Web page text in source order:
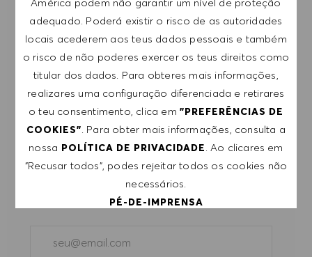
adequado. Poderá existir o risco de as autoridades
locais acederem aos teus dados pessoais e também
o risco de não poderes exercer os teus direitos como
titular dos dados. Para obteres mais informações,
realizares uma configuração diferenciada e retirares
o teu consentimento, clica em "PREFERÊNCIAS DE
COOKIES" . Para obter mais informações, consulta a
nossa POLÍTICA DE PRIVACIDADE . Ao clicares em
"Recusar todos", podes rejeitar todos os cookies não
necessários.
PÉ-DE-IMPRENSA
ACEITAR TODOS
Regista-te para receber alertas de emprego.
NOTA: Ao registar-me, consinto receber e-mails
com ofertas de emprego HUGO BOSS, convites
para eventos e outros assuntos de teor
profissional, com a possibilidade de cancelar a
subscrição a qualquer momento, por exemplo,
clicando na ligação apresentada em cada e-
mail. Aceito que os meus dados pessoais sejam
submetidos a tratamento de acordo com
POLÍTICA DE PRIVACIDADE.